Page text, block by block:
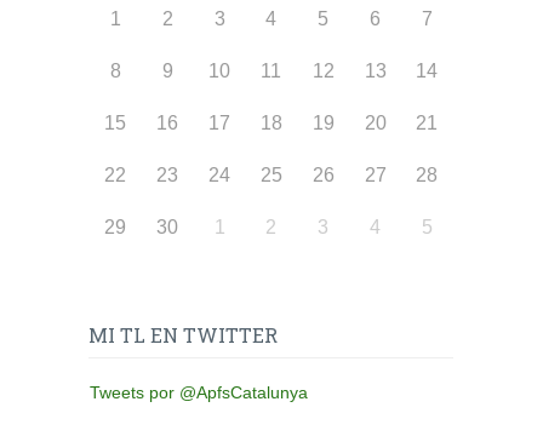
1 2 3 4 5 6 7
8 9 10 11 12 13 14
15 16 17 18 19 20 21
22 23 24 25 26 27 28
29 30 1 2 3 4 5
MI TL EN TWITTER
Tweets por @ApfsCatalunya